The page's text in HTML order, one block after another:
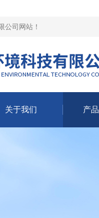
公司网站 ！
关于我们 产